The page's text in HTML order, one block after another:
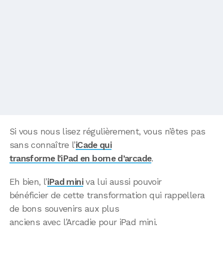
Si vous nous lisez régulièrement, vous n’êtes pas
sans connaître l’iCade qui
transforme l’iPad en borne d’arcade.
Eh bien, l’iPad miniva lui aussi pouvoir
bénéficier de cette transformation qui rappellera
de bons souvenirs aux plus
anciens avec l’Arcadie pour iPad mini.